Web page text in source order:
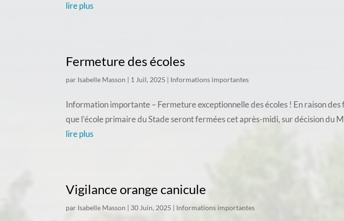
lire plus
Fermeture des écoles
par Isabelle Masson | 1 Juil, 2025 | Informations importantes
Information importante – Fermeture exceptionnelle des écoles ! En raison
que l’école primaire du Stade seront fermées cet après-midi, sur décision du
lire plus
Vigilance orange canicule
par Isabelle Masson | 30 Juin, 2025 | Informations importantes